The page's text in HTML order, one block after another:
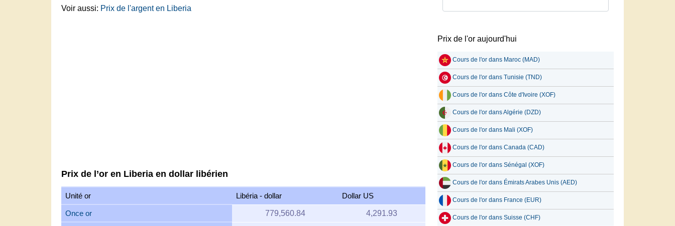
Voir aussi: Prix de l'argent en Liberia
Prix de l’or en Liberia en dollar libérien
Unité or Libéria - dollar Dollar US
Once or 779,560.84 4,291.93
Prix de l'or aujourd'hui
Cours de l'or dans Maroc (MAD)
Cours de l'or dans Tunisie (TND)
Cours de l'or dans Côte d'Ivoire (XOF)
Cours de l'or dans Algérie (DZD)
Cours de l'or dans Mali (XOF)
Cours de l'or dans Canada (CAD)
Cours de l'or dans Sénégal (XOF)
Cours de l'or dans Émirats Arabes Unis (AED)
Cours de l'or dans France (EUR)
Cours de l'or dans Suisse (CHF)